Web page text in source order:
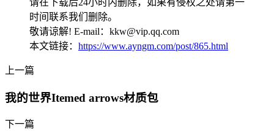
时间联系我们删除。
敬请谅解! E-mail：kkw@vip.qq.com
本文链接： https://www.ayngm.com/post/865.html
上一篇
我的世界Itemed arrows材质包
下一篇